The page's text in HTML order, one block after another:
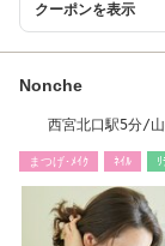
クーポンを表示
Nonche
西宮北口駅5分/
まつげ･ﾒｲｸ ﾈｲﾙ ﾘ